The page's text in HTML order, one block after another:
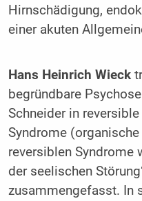
Hirnschädigung,
einer akuten
Hans Heinrich Wieck
begründbare
Schneider in
Syndrome
reversiblen Syndrome
der seelischen
zusammengefasst. In